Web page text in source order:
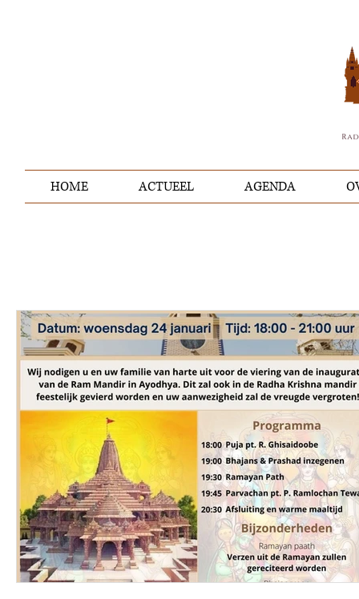
HOME ACTUEEL AGENDA